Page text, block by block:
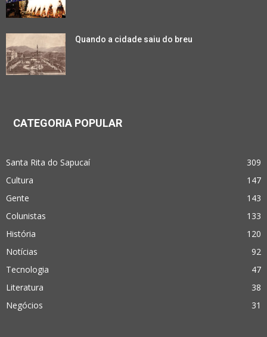
Quando a cidade saiu do breu
CATEGORIA POPULAR
Santa Rita do Sapucaí
309
Cultura
147
Gente
143
Colunistas
133
História
120
Notícias
92
Tecnologia
47
Literatura
38
Negócios
31